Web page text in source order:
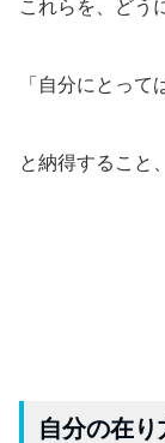
これらを、どう
「自分にとって
と納得すること
自分の在